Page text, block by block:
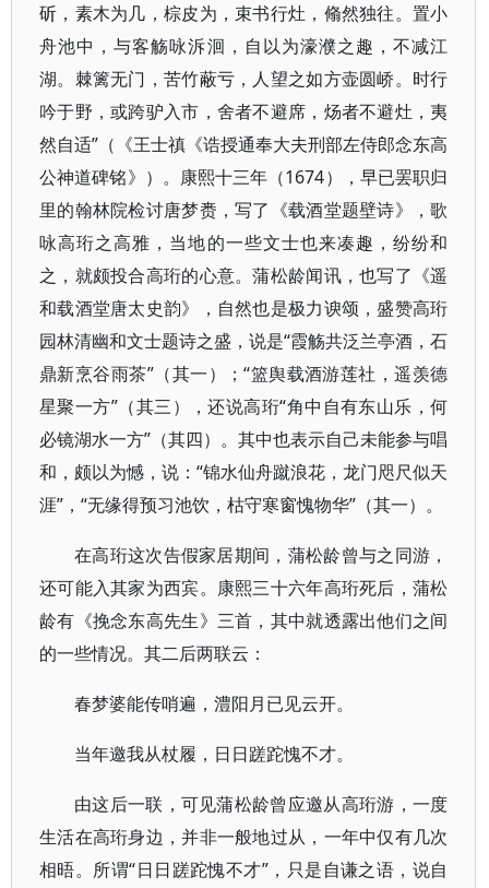
斫，素木为几，棕皮为，束书行灶，翛然独往。置小
舟池中，与客觞咏泝洄，自以为濠濮之趣，不减江
湖。棘篱无门，苦竹蔽亏，人望之如方壶圆峤。时行
吟于野，或跨驴入市，舍者不避席，炀者不避灶，夷
然自适”（《王士禛《诰授通奉大夫刑部左侍郎念东高
公神道碑铭》）。康熙十三年（1674），早已罢职归
里的翰林院检讨唐梦赉，写了《载酒堂题壁诗》，歌
咏高珩之高雅，当地的一些文士也来凑趣，纷纷和
之，就颇投合高珩的心意。蒲松龄闻讯，也写了《遥
和载酒堂唐太史韵》，自然也是极力谀颂，盛赞高珩
园林清幽和文士题诗之盛，说是“霞觞共泛兰亭酒，石
鼎新烹谷雨茶”（其一）；“篮舆载酒游莲社，遥羡德
星聚一方”（其三），还说高珩“角中自有东山乐，何
必镜湖水一方”（其四）。其中也表示自己未能参与唱
和，颇以为憾，说：“锦水仙舟蹴浪花，龙门咫尺似天
涯”，“无缘得预习池饮，枯守寒窗愧物华”（其一）。
在高珩这次告假家居期间，蒲松龄曾与之同游，
还可能入其家为西宾。康熙三十六年高珩死后，蒲松
龄有《挽念东高先生》三首，其中就透露出他们之间
的一些情况。其二后两联云：
春梦婆能传哨遍，澧阳月已见云开。
当年邀我从杖履，日日蹉跎愧不才。
由这后一联，可见蒲松龄曾应邀从高珩游，一度
生活在高珩身边，并非一般地过从，一年中仅有几次
相晤。所谓“日日蹉跎愧不才”，只是自谦之语，说自